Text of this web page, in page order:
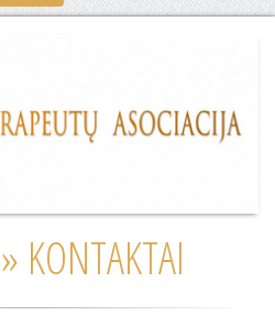
KONTAKTAI